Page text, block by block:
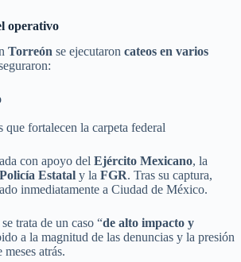
operativo
Torreón se ejecutaron cateos en varios
fortalecen la carpeta federal
con apoyo del Ejército Mexicano, la
Policía Estatal y la FGR. Tras su captura,
inmediatamente a Ciudad de México.
trata de un caso “de alto impacto y
a la magnitud de las denuncias y la presión
atrás.